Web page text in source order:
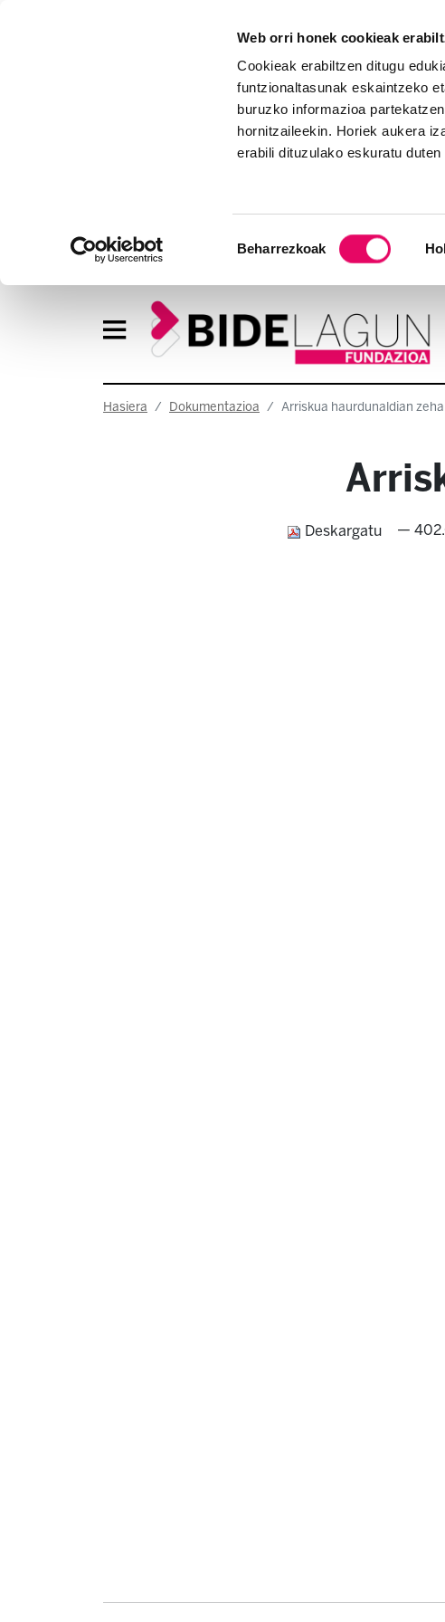
Web orri honek cookieak
Cookieak erabiltzen ditugu
funtzionaltasunak eskaintzeko
buruzko informazioa
hornitzaileekin. Horiek aukera
erabili dituzulako eskuratu
Beharrezkoak
Hasiera Dokumentazioa Arriskua haurdunaldian
Deskargatu —